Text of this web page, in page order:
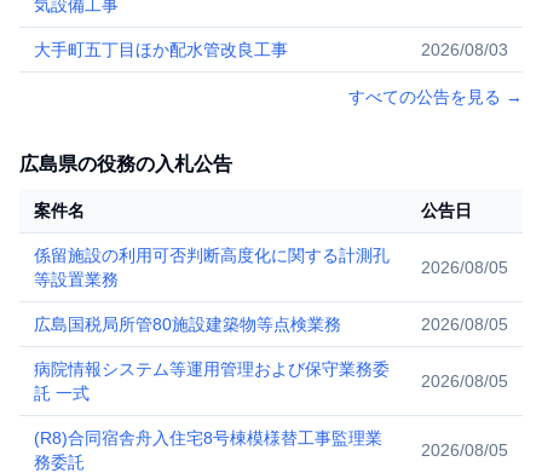
気設備工事
大手町五丁目ほか配水管改良工事 2026/08/03
すべての公告を見る →
広島県の役務の入札公告
案件名 公告日
係留施設の利用可否判断高度化に関する計測孔
等設置業務
2026/08/05
広島国税局所管80施設建築物等点検業務 2026/08/05
病院情報システム等運用管理および保守業務委
託 一式
2026/08/05
(R8)合同宿舎舟入住宅8号棟模様替工事監理業
務委託
2026/08/05